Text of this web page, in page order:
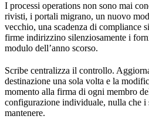
I processi operations non sono mai
rivisti, i portali migrano, un nuovo
vecchio, una scadenza di compliance
firme indirizzino silenziosamente i
modulo dell’anno scorso.
Scribe centralizza il controllo.
destinazione una sola volta e la
momento alla firma di ogni membro
configurazione individuale, nulla che
mantenere.